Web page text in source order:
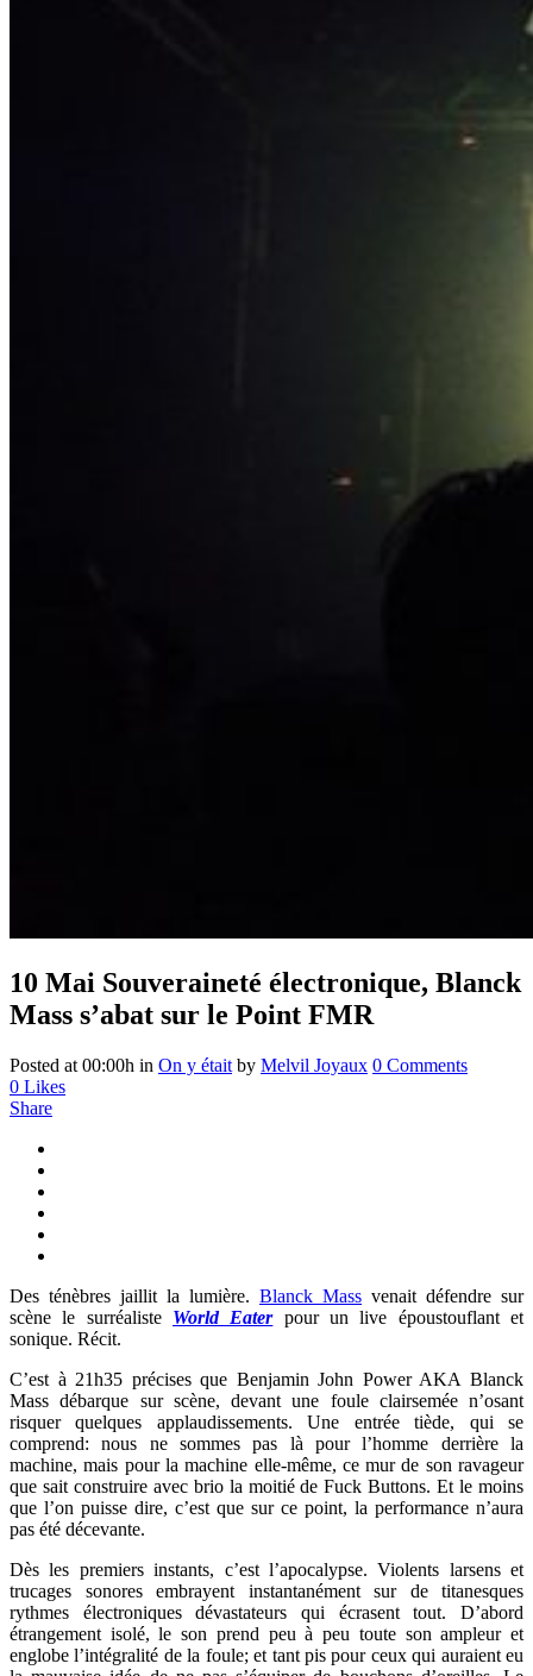
10 Mai Souveraineté électronique, Blanck
Mass s’abat sur le Point FMR
Posted at 00:00h in On y était by Melvil Joyaux 0 Comments
0 Likes
Share
Des ténèbres jaillit la lumière. Blanck Mass venait défendre sur
scène le surréaliste World Eaterpour un live époustouflant et
sonique. Récit.
C’est à 21h35 précises que Benjamin John Power AKA Blanck
Mass débarque sur scène, devant une foule clairsemée n’osant
risquer quelques applaudissements. Une entrée tiède, qui se
comprend: nous ne sommes pas là pour l’homme derrière la
machine, mais pour la machine elle-même, ce mur de son ravageur
que sait construire avec brio la moitié de Fuck Buttons. Et le moins
que l’on puisse dire, c’est que sur ce point, la performance n’aura
pas été décevante.
Dès les premiers instants, c’est l’apocalypse. Violents larsens et
trucages sonores embrayent instantanément sur de titanesques
rythmes électroniques dévastateurs qui écrasent tout. D’abord
étrangement isolé, le son prend peu à peu toute son ampleur et
englobe l’intégralité de la foule; et tant pis pour ceux qui auraient eu